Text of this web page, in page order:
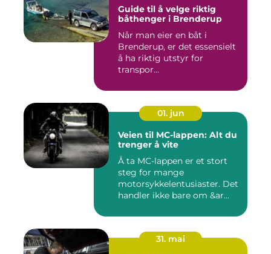
Guide til å velge riktig
båthenger i Brenderup
Når man eier en båt i
Brenderup, er det essensielt
å ha riktig utstyr for
transpor...
01. jun
Veien til MC-lappen: Alt du
trenger å vite
Å ta MC-lappen er et stort
steg for mange
motorsykkelentusiaster. Det
handler ikke bare om &ar...
31. mai